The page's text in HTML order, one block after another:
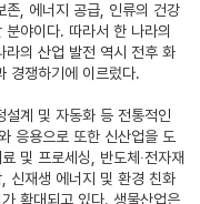
존, 에너지 공급, 인류의 건강
야이다. 따라서 한 나라의
라의 산업 발전 역시 전후 화
경쟁하기에 이르렀다.
계 및 자동화 등 전통적인
응용으로 또한 신산업을 도
및 프로세싱, 반도체∙전자재
신재생 에너지 및 환경 친화
확대되고 있다. 생물산업은